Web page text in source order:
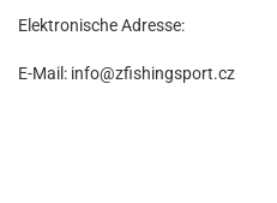
Elektronische Adresse:
E-Mail: info@zfishingsport.cz